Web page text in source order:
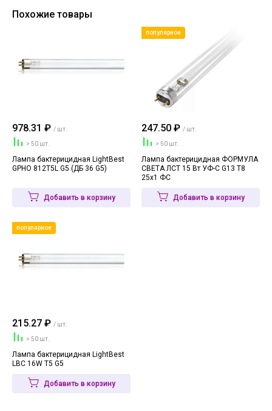
Похожие товары
978.31 ₽ / шт.
> 50 шт.
Лампа бактерицидная LightBest
GPHO 812T5L G5 (ДБ 36 G5)
Добавить в корзину
популярное
247.50 ₽ / шт.
> 50 шт.
Лампа бактерицидная ФОРМУЛА
СВЕТА ЛСТ 15 Вт УФ-С G13 T8
25х1 ФС
Добавить в корзину
популярное
215.27 ₽ / шт.
> 50 шт.
Лампа бактерицидная LightBest
LBC 16W T5 G5
Добавить в корзину